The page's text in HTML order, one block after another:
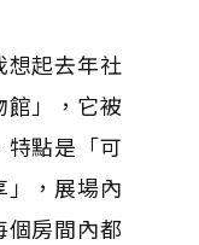
起去年社
館」，它被
點是「可
，展場內
房間內都